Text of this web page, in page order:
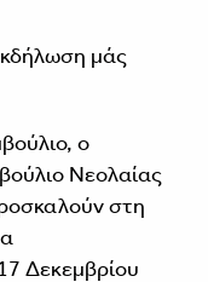
μάς
ο
Νεολαίας
στη
Δεκεμβρίου